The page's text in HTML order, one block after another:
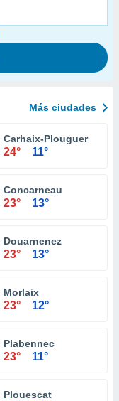
Más ciudades
Carhaix-Plouguer
24° 11°
Concarneau
23° 13°
Douarnenez
23° 13°
Morlaix
23° 12°
Plabennec
23° 11°
Plouescat